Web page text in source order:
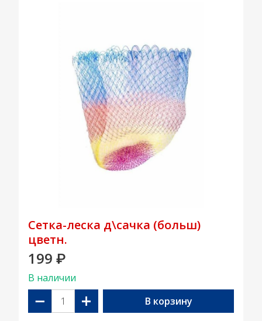
Сетка-леска д\сачка (больш)
цветн.
199 ₽
В наличии
− + В корзину